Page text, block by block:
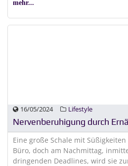
mehr...
16/05/2024 Lifestyle
Nervenberuhigung durch
Eine große Schale mit
Büro, doch am Nachmittag,
dringenden Deadlines, wird sie